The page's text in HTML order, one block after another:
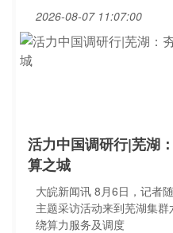
2026-08-07 11:07:00
活力中国调研行|芜湖
算之城
大皖新闻讯 8月6日，记者
主题采访活动来到芜湖集
绕算力服务及调度